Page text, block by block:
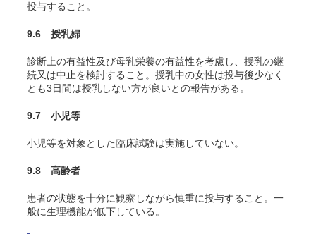
投与すること。
9.6 授乳婦
診断上の有益性及び母乳栄養の有益性を考慮し、授乳の継
続又は中止を検討すること。授乳中の女性は投与後少なく
とも3日間は授乳しない方が良いとの報告がある 。
9.7 小児等
小児等を対象とした臨床試験は実施していない。
9.8 高齢者
患者の状態を十分に観察しながら慎重に投与すること。一
般に生理機能が低下している。